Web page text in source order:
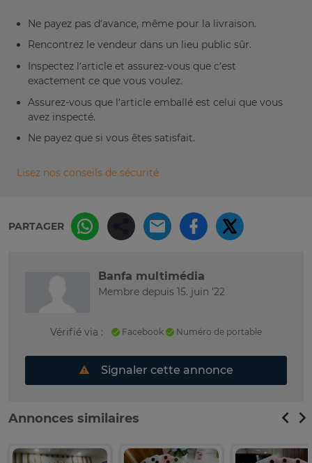
Ne payez pas d’avance, même pour la livraison.
Rencontrez le vendeur dans un lieu public sûr.
Inspectez l’article et assurez-vous que c’est
exactement ce que vous voulez.
Assurez-vous que l’article emballé est celui que vous
avez inspecté.
Ne payez que si vous êtes satisfait.
Lisez nos conseils de sécurité
PARTAGER
Banfa multimédia
Membre depuis 15. juin '22
Vérifié via : Facebook Numéro de portable
Signaler cette annonce
Annonces similaires